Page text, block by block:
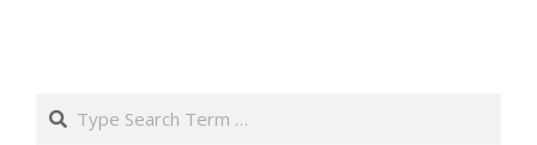
Search